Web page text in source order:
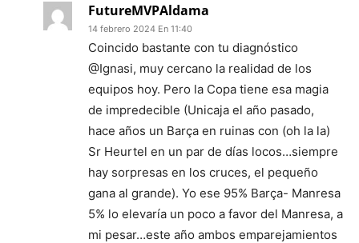
FutureMVPAldama
14 febrero 2024 En 11:40
Coincido bastante con tu diagnóstico
@Ignasi, muy cercano la realidad de los
equipos hoy. Pero la Copa tiene esa magia
de impredecible (Unicaja el año pasado,
hace años un Barça en ruinas con (oh la la)
Sr Heurtel en un par de días locos…siempre
hay sorpresas en los cruces, el pequeño
gana al grande). Yo ese 95% Barça- Manresa
5% lo elevaría un poco a favor del Manresa, a
mi pesar…este año ambos emparejamientos